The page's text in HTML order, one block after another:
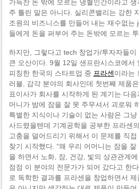
가득찬 돈 밖에 모르는 냉혈인간이라고
주 틀린 말은 아니다. 실리콘밸리는 강한
조원의 비즈니스를 만들어 내는 재수없는
들에게 돈을 퍼부어 주는 돈밖에 모르는
하지만, 그렇다고 tech 창업가/투자자들이
큰 오산이다. 9월 12일 샌프란시스코에서
피칭한 한국의 스타트업 중 프라센이라는
러블, 감각 분야의 회사인데 첫번째 제품
표이사가 회사를 시작하게 된 계기는 다
머니가 밤에 잠을 잘 못 주무셔서 괴로워
특별한 지식이나 기술이 없는 사람은 그
사드렸을텐데 기계공학을 공부한 프라센
고충을 덜어드리기 위해서 이 문제를 직
찾기 시작했다. “왜 우리 어머니는 잠을
을 하면서 노화, 잠, 건강, 빛의 상관관계
점점 이 분야의 전문가가 되어 갔다고 한
로 독학한 결과를 프라센을 창업하면서